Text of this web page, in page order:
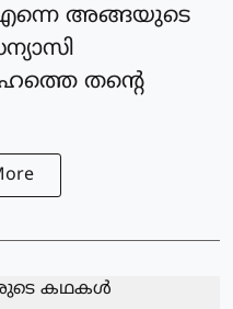
അങ്ങയുടെ
തന്റെ